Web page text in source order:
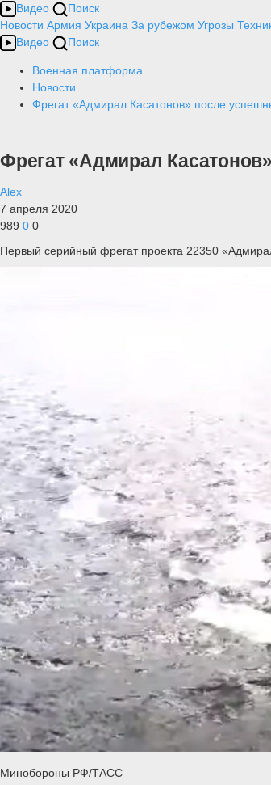
Видео
Поиск
Новости Армия Украина За рубежом Угрозы
Видео
Поиск
Военная платформа
Новости
Фрегат «Адмирал Касатонов» после
Фрегат «Адмирал
Alex
7 апреля 2020
989 0 0
Первый серийный фрегат проекта 22350
Минобороны РФ/ТАСС